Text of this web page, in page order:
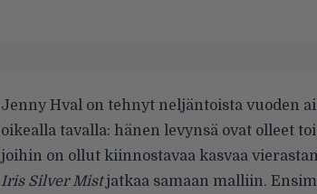
Jenny Hval on tehnyt neljäntoista vuoden
oikealla tavalla: hänen levynsä ovat olleet
joihin on ollut kiinnostavaa kasvaa
Iris Silver Mistjatkaa samaan malliin.